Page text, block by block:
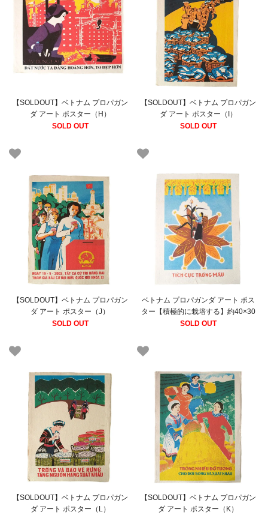
【SOLDOUT】ベトナム プロパガン
ダ アート ポスター（H）
SOLD OUT
【SOLDOUT】ベトナム プロパガン
ダ アート ポスター（I）
SOLD OUT
【SOLDOUT】ベトナム プロパガン
ダ アート ポスター（J）
SOLD OUT
ベトナム プロパガンダ アート ポス
ター【積極的に栽培する】約40×30
SOLD OUT
【SOLDOUT】ベトナム プロパガン
ダ アート ポスター（L）
【SOLDOUT】ベトナム プロパガン
ダ アート ポスター（K）